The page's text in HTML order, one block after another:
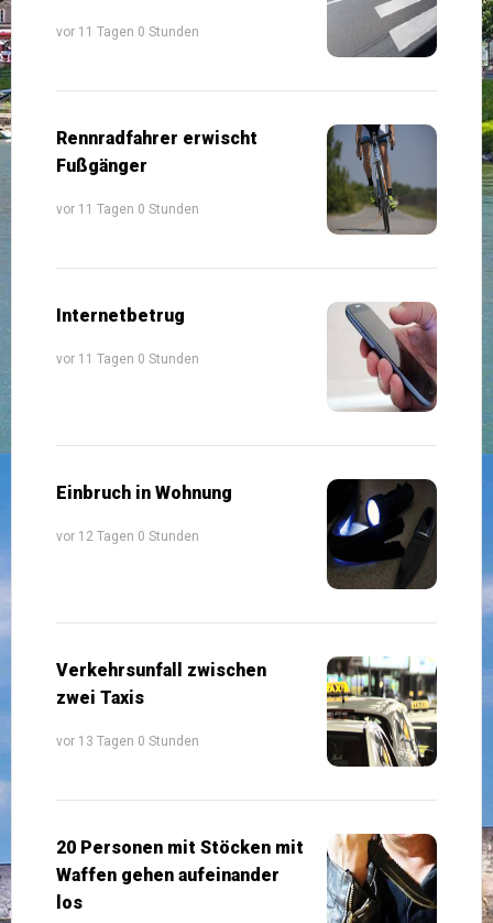
vor 11 Tagen 0 Stunden
Rennradfahrer erwischt
Fußgänger
vor 11 Tagen 0 Stunden
Internetbetrug
vor 11 Tagen 0 Stunden
Einbruch in Wohnung
vor 12 Tagen 0 Stunden
Verkehrsunfall zwischen
zwei Taxis
vor 13 Tagen 0 Stunden
20 Personen mit Stöcken mit
Waffen gehen aufeinander
los